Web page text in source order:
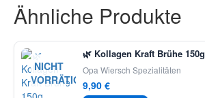
Ähnliche Produkte
NICHT
VORRÄTIG
🌿 Kollagen Kraft Brühe 150g
Opa Wiersch Spezialitäten
9,90 €